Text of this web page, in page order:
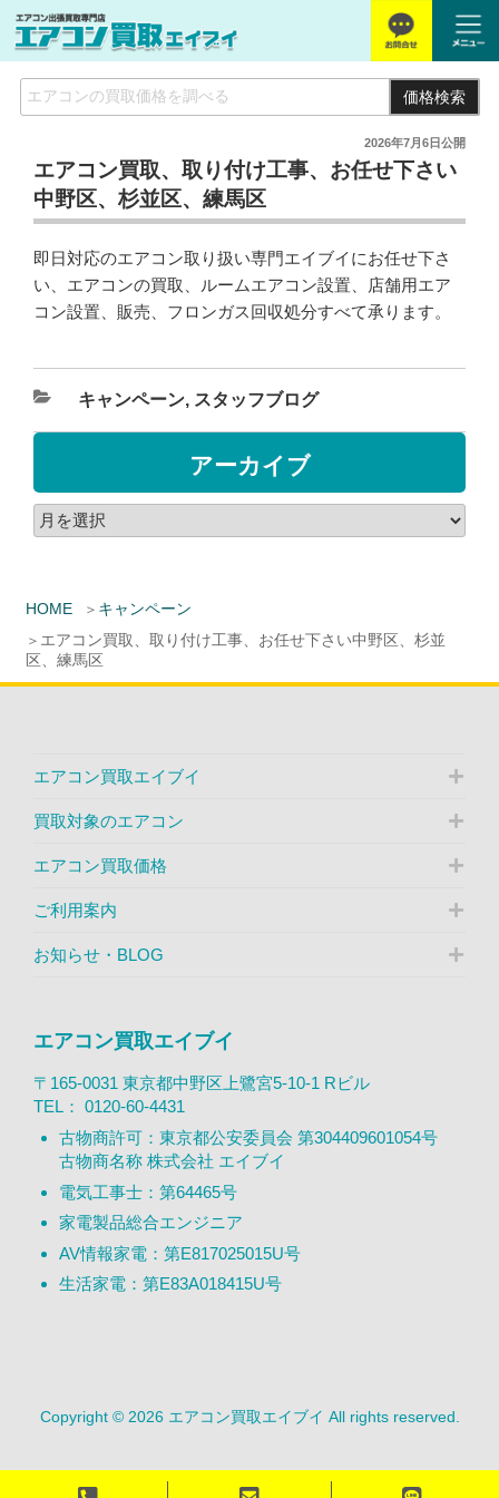
価格検索
HOME
キャンペーン
エアコン買取、取り付け工事、お任せ下さい中野区、杉並
区、練馬区
2026年7月6日公開
エアコン買取、取り付け工事、お任せ下さい
中野区、杉並区、練馬区
即日対応のエアコン取り扱い専門エイブイにお任せ下さ
い、エアコンの買取、ルームエアコン設置、店舗用エア
コン設置、販売、フロンガス回収処分すべて承ります。
キャンペーン, スタッフブログ
アーカイブ
エアコン買取エイブイ
買取対象のエアコン
エアコン買取価格
ご利用案内
お知らせ・BLOG
エアコン買取エイブイ
〒165-0031 東京都中野区上鷺宮5-10-1 Rビル
TEL： 0120-60-4431
古物商許可：東京都公安委員会 第304409601054号
古物商名称 株式会社 エイブイ
電気工事士：第64465号
家電製品総合エンジニア
AV情報家電：第E817025015U号
生活家電：第E83A018415U号
Copyright © 2026 エアコン買取エイブイ All rights reserved.